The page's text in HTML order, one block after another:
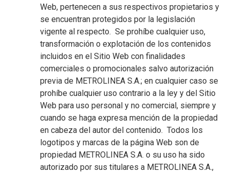
Web, pertenecen a sus respectivos propietarios y
se encuentran protegidos por la legislación
vigente al respecto. Se prohíbe cualquier uso,
transformación o explotación de los contenidos
incluidos en el Sitio Web con finalidades
comerciales o promocionales salvo autorización
previa de METROLINEA S.A.; en cualquier caso se
prohíbe cualquier uso contrario a la ley y del Sitio
Web para uso personal y no comercial, siempre y
cuando se haga expresa mención de la propiedad
en cabeza del autor del contenido. Todos los
logotipos y marcas de la página Web son de
propiedad METROLINEA S.A. o su uso ha sido
autorizado por sus titulares a METROLINEA S.A.,